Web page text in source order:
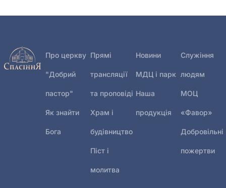
Про церкву
"Добрий
пастор"
Як знайти
Бога
Прямі
трансляції
та проповіді
Храм і
будівництво
Піст і
молитва
Новини
МДЦ і парк
Наша
продукція
Служіння
людям
МОЦ
«Фавор»
Добровільні
пожертви